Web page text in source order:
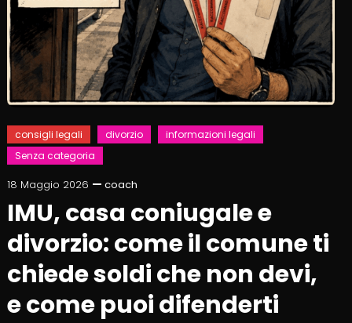
consigli legali divorzio
informazioni legali
Senza categoria
18 Maggio 2026 coach
IMU, casa coniugale e
divorzio: come il comune ti
chiede soldi che non devi,
e come puoi difenderti